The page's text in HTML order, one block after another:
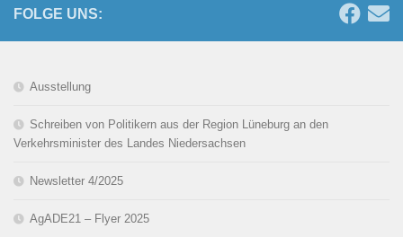
FOLGE UNS:
Ausstellung
Schreiben von Politikern aus der Region Lüneburg an den
Verkehrsminister des Landes Niedersachsen
Newsletter 4/2025
AgADE21 – Flyer 2025